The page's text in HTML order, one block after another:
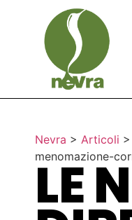
Nevra >Articoli >
menomazione-
LE